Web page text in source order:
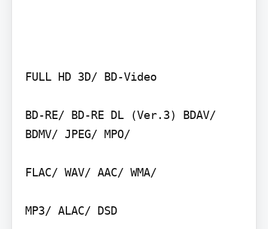
FULL HD 3D/ BD-Video
BD-RE/ BD-RE DL (Ver.3) BDAV/
BDMV/ JPEG/ MPO/
FLAC/ WAV/ AAC/ WMA/
MP3/ ALAC/ DSD